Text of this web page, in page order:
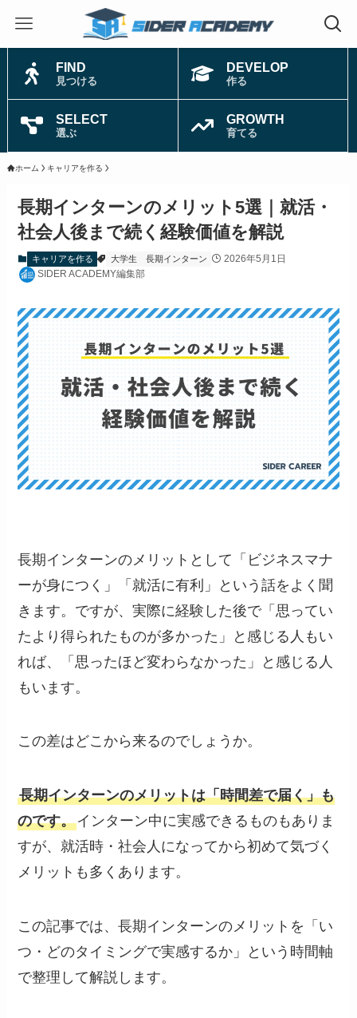
FIND
見つける
DEVELOP
作る
SELECT
選ぶ
GROWTH
育てる
ホーム キャリアを作る
長期インターンのメリット5選｜就活・
社会人後まで続く経験価値を解説
キャリアを作る 大学生 長期インターン
2026年5月1日
SIDER ACADEMY編集部
長期インターンのメリットとして「ビジネスマナ
ーが身につく」「就活に有利」という話をよく聞
きます。ですが、実際に経験した後で「思ってい
たより得られたものが多かった」と感じる人もい
れば、「思ったほど変わらなかった」と感じる人
もいます。
この差はどこから来るのでしょうか。
長期インターンのメリットは「時間差で届く」も
のです。インターン中に実感できるものもありま
すが、就活時・社会人になってから初めて気づく
メリットも多くあります。
この記事では、長期インターンのメリットを「い
つ・どのタイミングで実感するか」という時間軸
で整理して解説します。